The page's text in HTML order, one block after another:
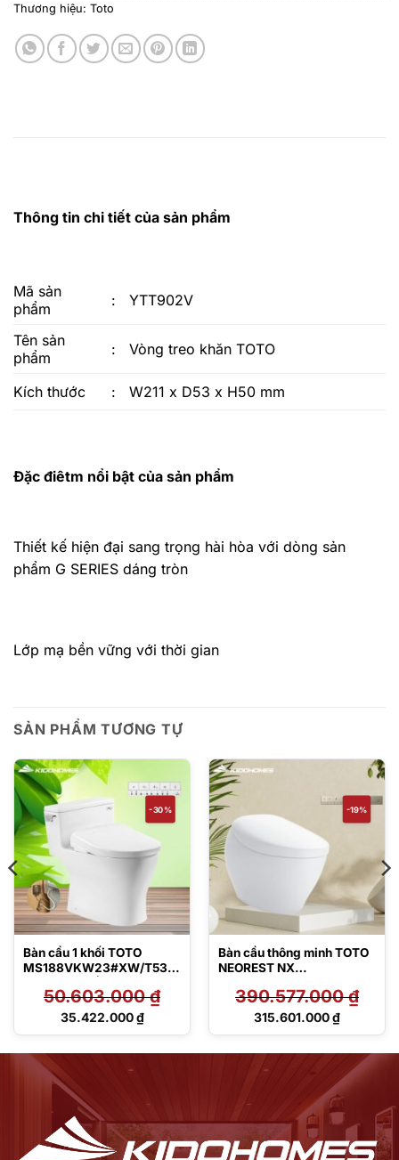
Thương hiệu: Toto
Thông tin chi tiết của sản phẩm
Mã sản
phẩm
: YTT902V
Tên sản
phẩm
: Vòng treo khăn TOTO
Kích thước : W211 x D53 x H50 mm
Đặc điêtm nổi bật của sản phẩm
Thiết kế hiện đại sang trọng hài hòa với dòng sản
phẩm G SERIES dáng tròn
Lớp mạ bền vững với thời gian
SẢN PHẨM TƯƠNG TỰ
-30%
Bàn cầu 1 khối TOTO
MS188VKW23#XW/T53P1
TCF47360GAA
50.603.000₫
Giá
35.422.000₫
Giá
-19%
Bàn cầu thông minh TOTO
NEOREST NX
0VR390.577.000₫
Giá
390.577.000 ₫.
315.601.000₫
Giá
315.601.000 ₫.